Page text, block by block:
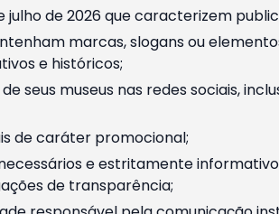
de 2026 que caracterizem
marcas, slogans ou
e históricos;
seus museus nas redes sociais,
de caráter promocional;
e estritamente
de transparência;